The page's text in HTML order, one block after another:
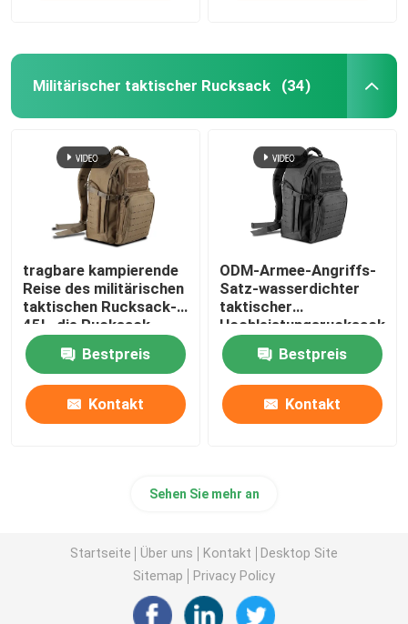
Militärischer taktischer Rucksack (34)
tragbare kampierende
Reise des militärischen
taktischen Rucksack-
45L, die Rucksack
wandert
Bestpreis
Kontakt
ODM-Armee-Angriffs-
Satz-wasserdichter
taktischer
Hochleistungsrucksack
Bestpreis
Kontakt
Sehen Sie mehr an
Startseite Über uns Kontakt
Desktop Site
Sitemap
Privacy Policy